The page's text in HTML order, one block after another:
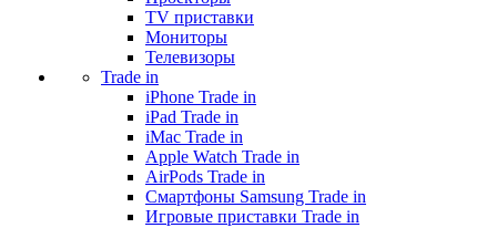
TV приставки
Мониторы
Телевизоры
Trade in
iPhone Trade in
iPad Trade in
iMac Trade in
Apple Watch Trade in
AirPods Trade in
Смартфоны Samsung Trade in
Игровые приставки Trade in